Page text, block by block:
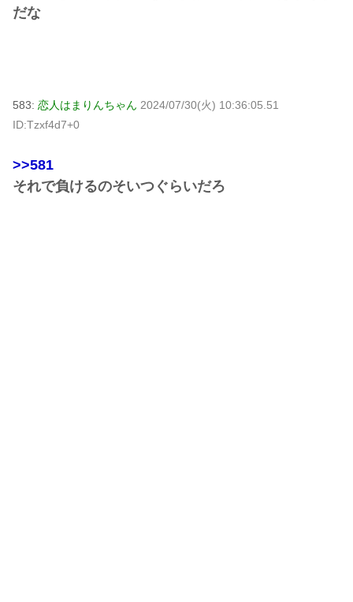
だな
583: 恋人はまりんちゃん 2024/07/30(火) 10:36:05.51
ID:Tzxf4d7+0
>>581
それで負けるのそいつぐらいだろ